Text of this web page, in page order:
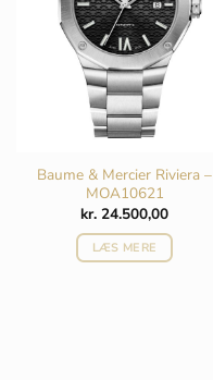
Baume & Mercier Riviera –
MOA10621
kr. 24.500,00
LÆS MERE